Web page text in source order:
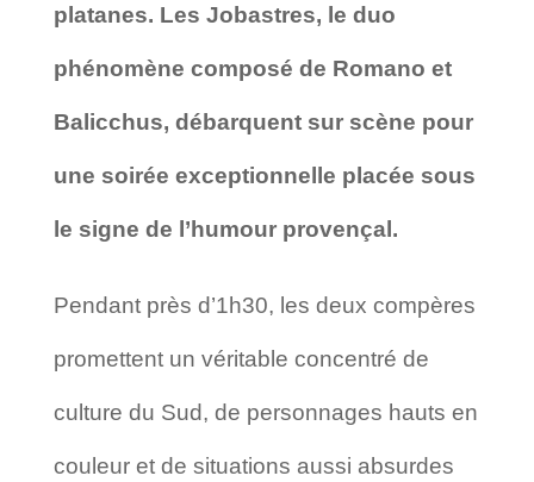
platanes. Les Jobastres, le duo
phénomène composé de Romano et
Balicchus, débarquent sur scène pour
une soirée exceptionnelle placée sous
le signe de l’humour provençal.
Pendant près d’1h30, les deux compères
promettent un véritable concentré de
culture du Sud, de personnages hauts en
couleur et de situations aussi absurdes